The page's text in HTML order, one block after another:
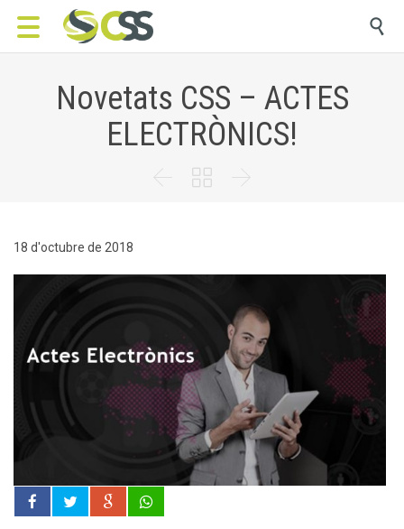

Novetats CSS – ACTES
ELECTRÒNICS!
  
18 d'octubre de 2018